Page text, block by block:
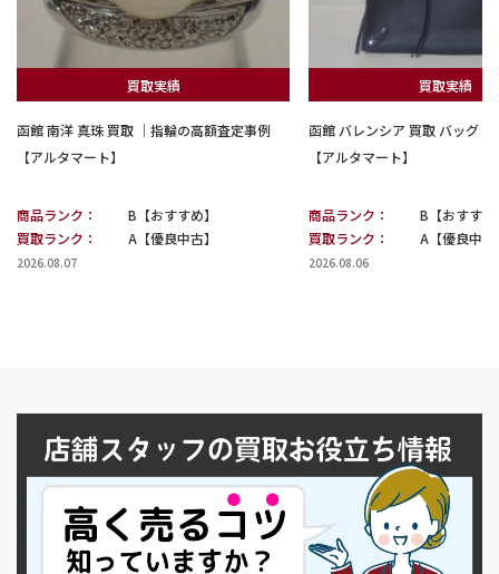
買取実績
函館 南洋 真珠 買取 ｜指輪の高額査定事例
【アルタマート】
商品ランク：
B【おすすめ】
買取ランク：
A【優良中古】
2026.08.07
買取実績
函館 バレンシア 買取 バッグ｜
【アルタマート】
商品ランク：
B【おすすめ
買取ランク：
A【優良中古
2026.08.06